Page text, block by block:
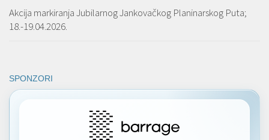
Akcija markiranja Jubilarnog Jankovačkog Planinarskog Puta;
18.-19.04.2026.
SPONZORI